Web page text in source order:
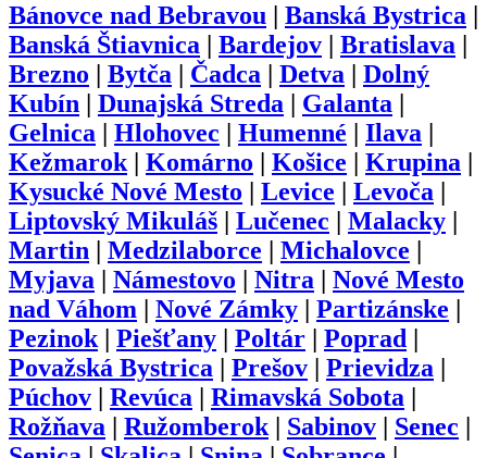
Bánovce nad Bebravou Banská Bystrica
Banská Štiavnica
Bardejov Bratislava
Brezno
Bytča Čadca Detva
Dolný
Kubín
Dunajská Streda Galanta
Gelnica
Hlohovec Humenné Ilava
Kežmarok| Komárno Košice Krupina
Kysucké Nové Mesto
Levice Levoča
Liptovský Mikuláš
Lučenec Malacky
Martin
Medzilaborce Michalovce
Myjava
Námestovo Nitra
Nové Mesto
nad Váhom
Nové Zámky Partizánske
Pezinok| Piešťany Poltár Poprad
Považská Bystrica
Prešov Prievidza
Púchov
Revúca Rimavská Sobota
Rožňava
Ružomberok| Sabinov Senec